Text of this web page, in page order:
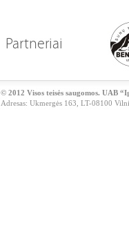
Partneriai
© 2012 Visos teisės saugomos. UAB
Adresas: Ukmergės 163, LT-08100